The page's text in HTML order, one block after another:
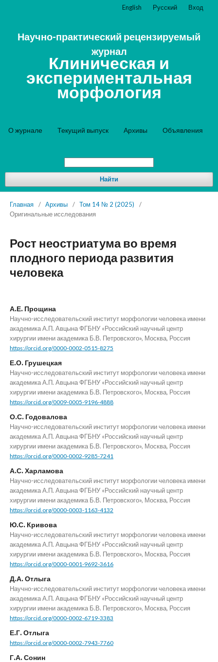
Научно-практический рецензируемый
журнал
Клиническая и
экспериментальная
морфология
О журнале Текущий выпуск Архивы Объявления
Найти
English Русский Вход
Главная / Архивы / Том 14 № 2 (2025)
/
Оригинальные исследования
Рост неостриатума во время
плодного периода развития
человека
А.Е. Прощина
Научно-исследовательский институт морфологии человека имени
академика А.П. Авцына ФГБНУ «Российский научный центр
хирургии имени академика Б.В. Петровского», Москва, Россия
https://orcid.org/0000-0002-0515-8275
Е.О. Грушецкая
Научно-исследовательский институт морфологии человека имени
академика А.П. Авцына ФГБНУ «Российский научный центр
хирургии имени академика Б.В. Петровского», Москва, Россия
https://orcid.org/0009-0005-9196-4888
О.С. Годовалова
Научно-исследовательский институт морфологии человека имени
академика А.П. Авцына ФГБНУ «Российский научный центр
хирургии имени академика Б.В. Петровского», Москва, Россия
https://orcid.org/0000-0002-9285-7241
А.С. Харламова
Научно-исследовательский институт морфологии человека имени
академика А.П. Авцына ФГБНУ «Российский научный центр
хирургии имени академика Б.В. Петровского», Москва, Россия
https://orcid.org/0000-0003-1163-4132
Ю.С. Кривова
Научно-исследовательский институт морфологии человека имени
академика А.П. Авцына ФГБНУ «Российский научный центр
хирургии имени академика Б.В. Петровского», Москва, Россия
https://orcid.org/0000-0001-9692-3616
Д.А. Отлыга
Научно-исследовательский институт морфологии человека имени
академика А.П. Авцына ФГБНУ «Российский научный центр
хирургии имени академика Б.В. Петровского», Москва, Россия
https://orcid.org/0000-0002-6719-3383
Е.Г. Отлыга
https://orcid.org/0000-0002-7943-7760
Г.А. Сонин